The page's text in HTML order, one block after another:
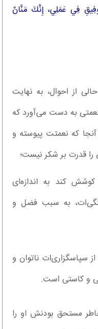
فِي عَمَلِي، إِنَّكَ مَنَّانٌ
از احوال، به نهایت
به دست می‌آورد که
آنجا که نعمتت پیوسته و
قدرت بر شکر نیست؛
کند به اندازه‌ای
به سبب فضل و
از سپاسگزاری‌ات ناتوان و
و کاستی است.
مستحق بودنش او را